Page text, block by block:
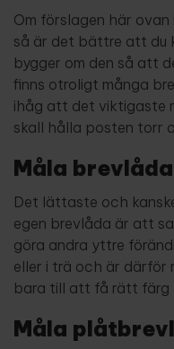
Om förslagen här
så är det bättre att du
bygger om den så att
finns otroligt många
ihåg att det viktigaste
skall hålla posten torr
Måla
Det lättaste och
egen brevlåda är att
göra andra yttre
eller i trä och är därför
bara till att få rätt färg
Måla